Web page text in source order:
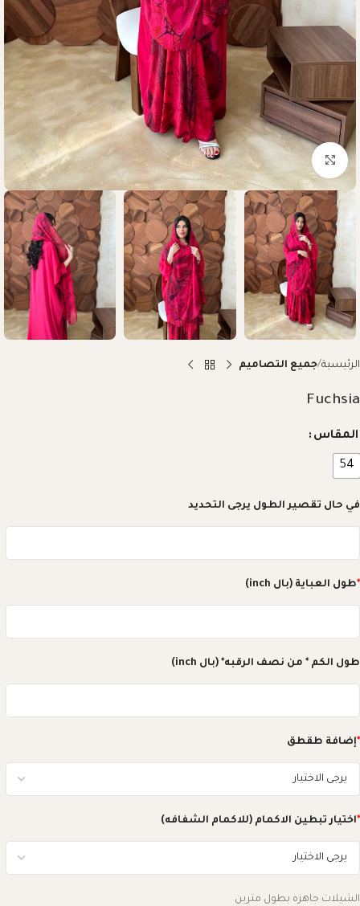
Click to enlarge
الرئيسية جميع التصاميم
Fuchsia
المقاس
54
في حال تقصير الطول يرجى التحديد
*طول العباية (بال inch)
طول الكم * من نصف الرقبه* (بال inch)
*إضافة طقطق
*اختيار تبطين الاكمام (للاكمام الشفافه)
الشيلات جاهزه بطول مترين